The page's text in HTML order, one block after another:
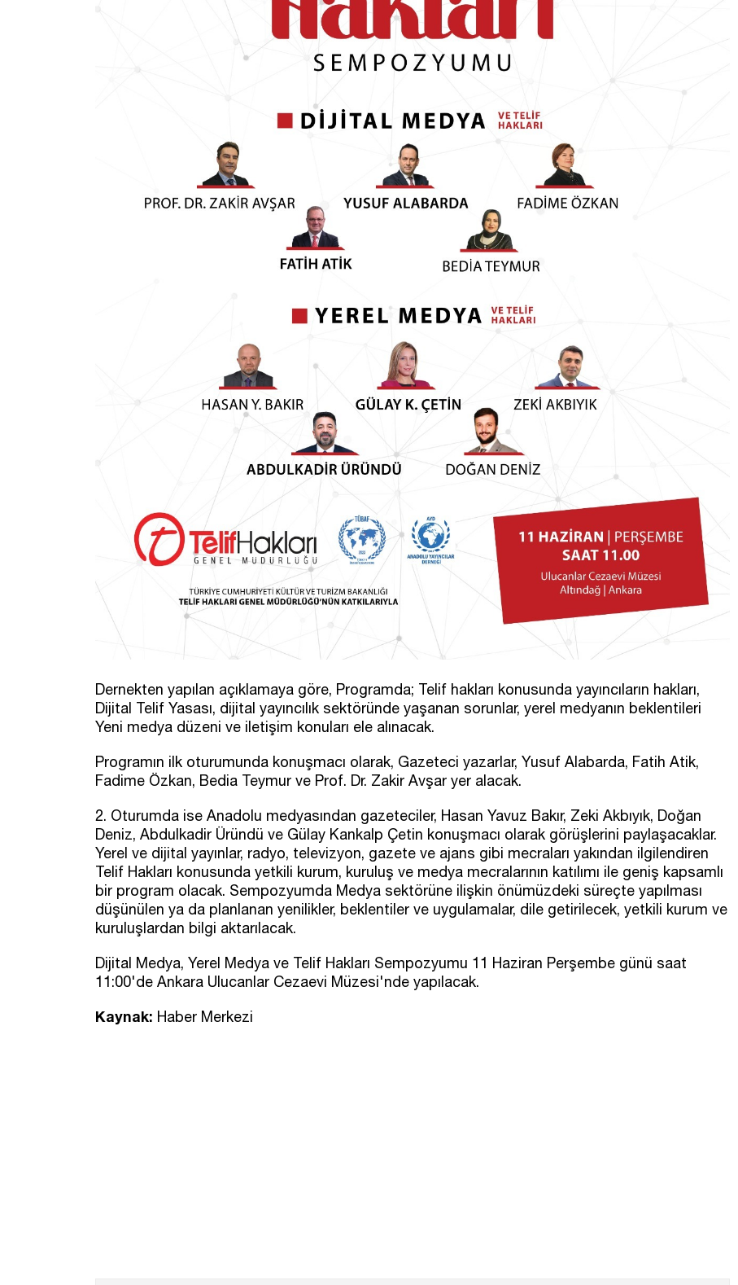
Dernekten yapılan açıklamaya göre, Programda; Telif hakları konusunda yayıncıların hakları,
Dijital Telif Yasası, dijital yayıncılık sektöründe yaşanan sorunlar, yerel medyanın beklentileri
Yeni medya düzeni ve iletişim konuları ele alınacak.
Programın ilk oturumunda konuşmacı olarak, Gazeteci yazarlar, Yusuf Alabarda, Fatih Atik,
Fadime Özkan, Bedia Teymur ve Prof. Dr. Zakir Avşar yer alacak.
2. Oturumda ise Anadolu medyasından gazeteciler, Hasan Yavuz Bakır, Zeki Akbıyık, Doğan
Deniz, Abdulkadir Üründü ve Gülay Kankalp Çetin konuşmacı olarak görüşlerini paylaşacaklar.
Yerel ve dijital yayınlar, radyo, televizyon, gazete ve ajans gibi mecraları yakından ilgilendiren
Telif Hakları konusunda yetkili kurum, kuruluş ve medya mecralarının katılımı ile geniş kapsamlı
bir program olacak. Sempozyumda Medya sektörüne ilişkin önümüzdeki süreçte yapılması
düşünülen ya da planlanan yenilikler, beklentiler ve uygulamalar, dile getirilecek, yetkili kurum ve
kuruluşlardan bilgi aktarılacak.
Dijital Medya, Yerel Medya ve Telif Hakları Sempozyumu 11 Haziran Perşembe günü saat
11:00'de Ankara Ulucanlar Cezaevi Müzesi'nde yapılacak.
Kaynak: Haber Merkezi